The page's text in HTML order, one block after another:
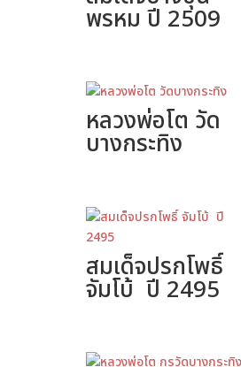
พรหม ปี 2509
หลวงพ่อโต วัด
บางกระทิง
สมเด็จปรกโพธิ์
จัมโบ้ ปี 2495